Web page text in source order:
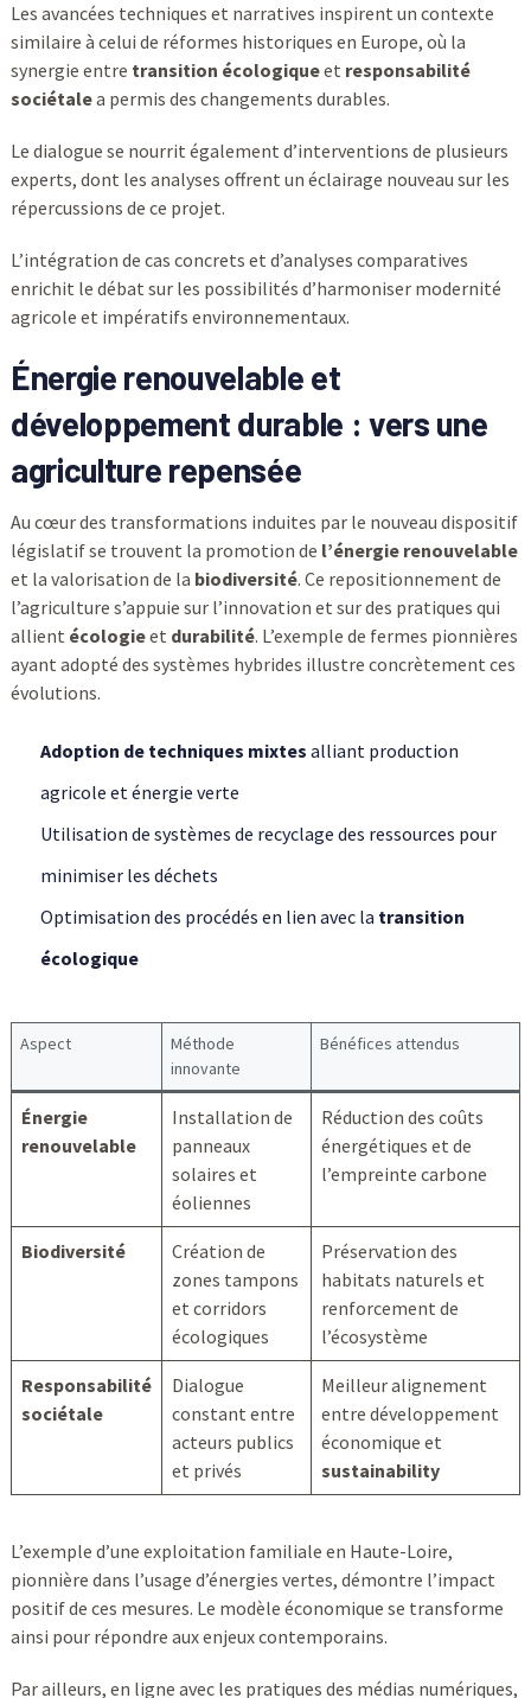
Les avancées techniques et narratives inspirent un contexte
similaire à celui de réformes historiques en Europe, où la
synergie entre transition écologiqueet responsabilité
sociétalea permis des changements durables.
Le dialogue se nourrit également d’interventions de plusieurs
experts, dont les analyses offrent un éclairage nouveau sur les
répercussions de ce projet.
L’intégration de cas concrets et d’analyses comparatives
enrichit le débat sur les possibilités d’harmoniser modernité
agricole et impératifs environnementaux.
Énergie renouvelable et
développement durable : vers une
agriculture repensée
Au cœur des transformations induites par le nouveau dispositif
législatif se trouvent la promotion de l’énergie renouvelable
et la valorisation de la biodiversité. Ce repositionnement de
l’agriculture s’appuie sur l’innovation et sur des pratiques qui
allient écologieet durabilité. L’exemple de fermes pionnières
ayant adopté des systèmes hybrides illustre concrètement ces
évolutions.
Adoption de techniques mixtes alliant production
agricole et énergie verte
Utilisation de systèmes de recyclage des ressources pour
minimiser les déchets
Optimisation des procédés en lien avec la transition
écologique
Aspect
Méthode
innovante
Bénéfices attendus
Énergie
renouvelable
Installation de
panneaux
solaires et
éoliennes
Réduction des coûts
énergétiques et de
l’empreinte carbone
Biodiversité
Création de
zones tampons
et corridors
écologiques
Préservation des
habitats naturels et
renforcement de
l’écosystème
Responsabilité
sociétale
Dialogue
constant entre
acteurs publics
et privés
Meilleur alignement
entre développement
économique et
sustainability
L’exemple d’une exploitation familiale en Haute-Loire,
pionnière dans l’usage d’énergies vertes, démontre l’impact
positif de ces mesures. Le modèle économique se transforme
ainsi pour répondre aux enjeux contemporains.
Par ailleurs, en ligne avec les pratiques des médias numériques,